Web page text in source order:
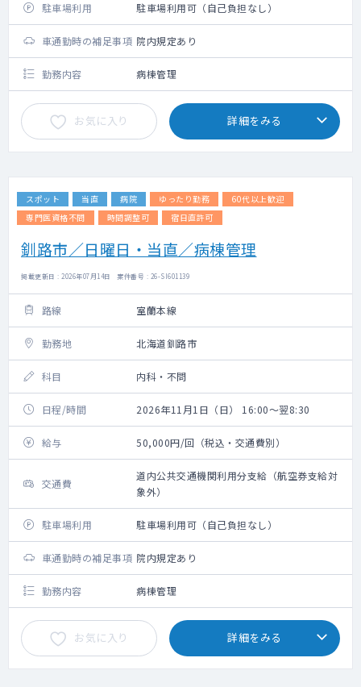
駐車場利用 駐車場利用可（自己負担なし）
車通勤時の補足事項 院内規定あり
勤務内容 病棟管理
お気に入り 詳細をみる
スポット 当直 病院 ゆったり勤務
60代以上歓迎
専門医資格不問
時間調整可 宿日直許可
釧路市／日曜日・当直／病棟管理
掲載更新日 : 2026年07月14日 案件番号 : 26-SI601139
路線 室蘭本線
勤務地 北海道釧路市
科目 内科・不問
日程/時間 2026年11月1日（日） 16:00～翌8:30
給与 50,000円/回（税込・交通費別）
交通費
道内公共交通機関利用分支給（航空券支給対
象外）
駐車場利用 駐車場利用可（自己負担なし）
車通勤時の補足事項 院内規定あり
勤務内容 病棟管理
お気に入り 詳細をみる